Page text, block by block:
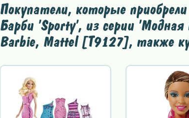
Покупатели, которые
Барби 'Sporty', из серии
Barbie, Mattel [T9127], также